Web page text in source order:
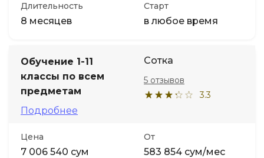
Длительность
8 месяцев
Старт
в любое время
Обучение 1-11
классы по всем
предметам
Подробнее
Сотка
3.3
5 отзывов
Цена
7 006 540 сум
От
583 854 сум/мес
Акции и промокоды